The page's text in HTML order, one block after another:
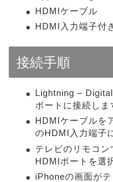
HDMIケーブル
HDMI入力端子付
接続手順
Lightning –
ポートに接続しま
HDMIケーブルを
のHDMI入力端子
テレビのリモコ
HDMIポートを選
iPhoneの画面が